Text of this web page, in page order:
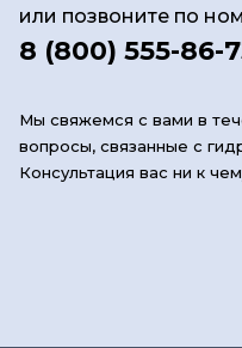
или позвоните по
8 (800) 555-86-
Мы свяжемся с вами в
вопросы, связанные с
Консультация вас ни к